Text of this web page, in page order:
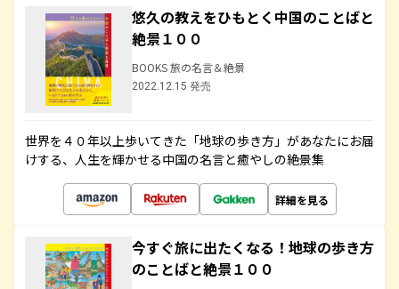
悠久の教えをひもとく中国のことばと
絶景１００
BOOKS 旅の名言＆絶景
2022.12.15 発売
世界を４０年以上歩いてきた「地球の歩き方」があなたにお届
けする、人生を輝かせる中国の名言と癒やしの絶景集
詳細を見る
今すぐ旅に出たくなる！地球の歩き方
のことばと絶景１００